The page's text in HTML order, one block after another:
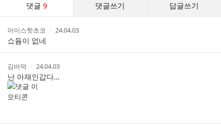
댓글 9 댓글쓰기 답글쓰기
스
작
성
자
아이스핫초코
작
간
24.04.03
쇼듐이 없네
작
성
자
김바덕
작
성
시
간
24.04.03
난 아재인갑다...